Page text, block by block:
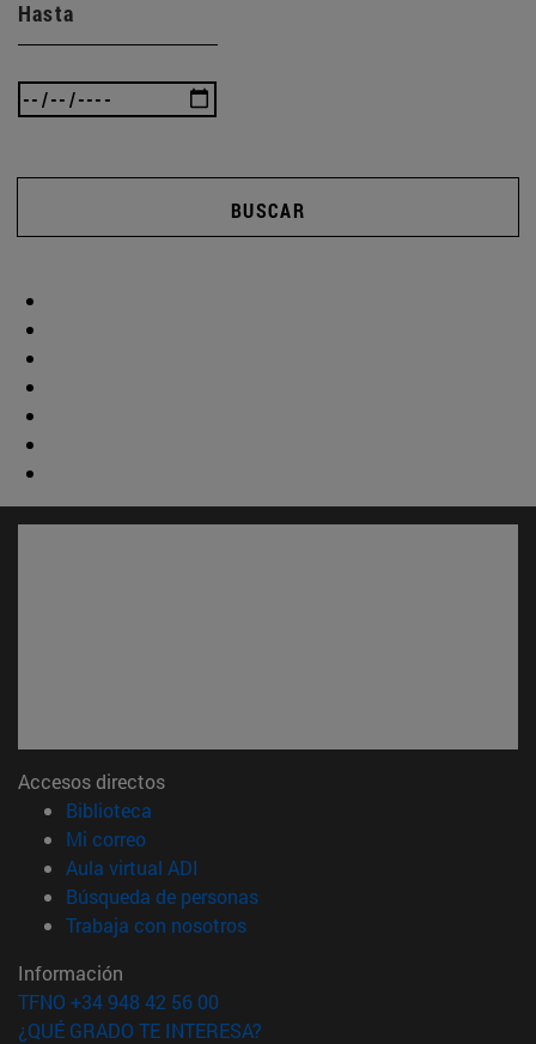
Hasta
BUSCAR
Accesos directos
Biblioteca
Mi correo(abre en nueva ventana)
Aula virtual ADI
Búsqueda de personas(abre en nueva ventana)
Trabaja con nosotros(abre en nueva ventana)
Información
TFNO +34 948 42 56 00
¿QUÉ GRADO TE INTERESA?